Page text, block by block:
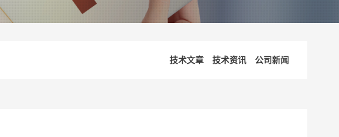
技术文章 技术资讯 公司新闻